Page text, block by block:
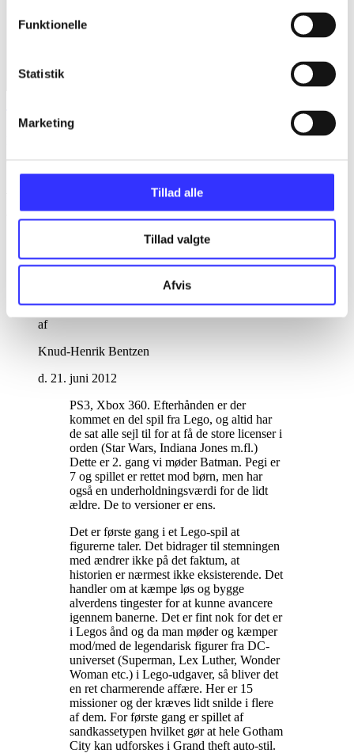
Funktionelle
Statistik
Marketing
Tillad alle
Tillad valgte
Afvis
Bibliotekernes vurdering
d. 21. juni 2012
af
Knud-Henrik Bentzen
d. 21. juni 2012
PS3, Xbox 360. Efterhånden er der
kommet en del spil fra Lego, og altid har
de sat alle sejl til for at få de store licenser i
orden (Star Wars, Indiana Jones m.fl.)
Dette er 2. gang vi møder Batman. Pegi er
7 og spillet er rettet mod børn, men har
også en underholdningsværdi for de lidt
ældre. De to versioner er ens.
Det er første gang i et Lego-spil at
figurerne taler. Det bidrager til stemningen
med ændrer ikke på det faktum, at
historien er nærmest ikke eksisterende. Det
handler om at kæmpe løs og bygge
alverdens tingester for at kunne avancere
igennem banerne. Det er fint nok for det er
i Legos ånd og da man møder og kæmper
mod/med de legendarisk figurer fra DC-
universet (Superman, Lex Luther, Wonder
Woman etc.) i Lego-udgaver, så bliver det
en ret charmerende affære. Her er 15
missioner og der kræves lidt snilde i flere
af dem. For første gang er spillet af
sandkassetypen hvilket gør at hele Gotham
City kan udforskes i Grand theft auto-stil.